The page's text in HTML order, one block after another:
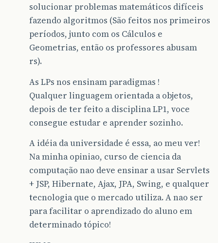
solucionar problemas matemáticos difíceis
fazendo algoritmos (São feitos nos primeiros
períodos, junto com os Cálculos e
Geometrias, então os professores abusam
rs).
As LPs nos ensinam paradigmas !
Qualquer linguagem orientada a objetos,
depois de ter feito a disciplina LP1, voce
consegue estudar e aprender sozinho.
A idéia da universidade é essa, ao meu ver!
Na minha opiniao, curso de ciencia da
computação nao deve ensinar a usar Servlets
+ JSP, Hibernate, Ajax, JPA, Swing, e qualquer
tecnologia que o mercado utiliza. A nao ser
para facilitar o aprendizado do aluno em
determinado tópico!